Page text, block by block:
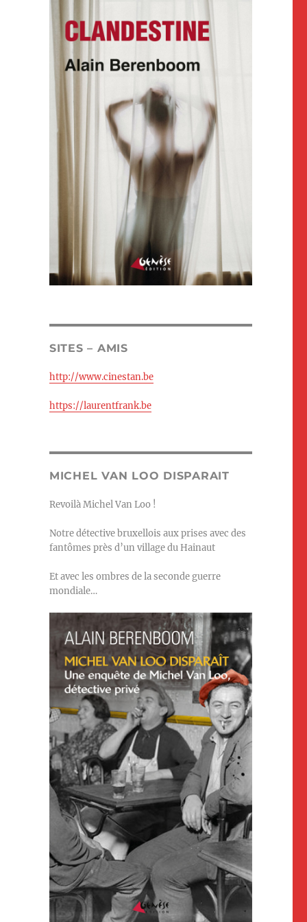
SITES – AMIS
http://www.cinestan.be
https://laurentfrank.be
MICHEL VAN LOO DISPARAIT
Revoilà Michel Van Loo !
Notre détective bruxellois aux prises avec des
fantômes près d’un village du Hainaut
Et avec les ombres de la seconde guerre
mondiale…